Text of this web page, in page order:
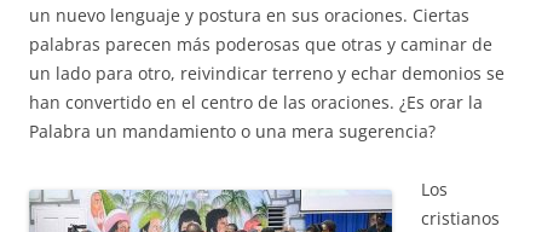
un nuevo lenguaje y postura en sus oraciones. Ciertas
palabras parecen más poderosas que otras y caminar de
un lado para otro, reivindicar terreno y echar demonios se
han convertido en el centro de las oraciones. ¿Es orar la
Palabra un mandamiento o una mera sugerencia?
Los
cristianos